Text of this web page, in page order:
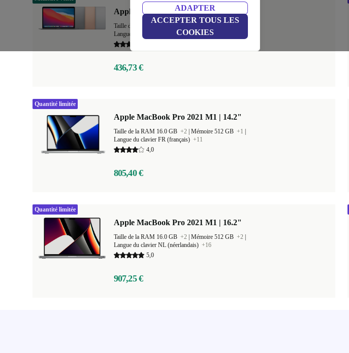
ADAPTER
ACCEPTER TOUS LES
COOKIES
Apple MacBook Air 2020 | 13.3" | M1
Taille de la RAM 8.0 GB
Langue du clavier FR (français)+20
436,73 €
Apple MacBook Pro 2021 M1 | 14.2"
Taille de la RAM 16.0 GB +2 Mémoire 512 GB +1
Langue du clavier FR (français) +11
4,0
805,40 €
Quantité limitée
Apple MacBook Pro 2021 M1 | 16.2"
Taille de la RAM 16.0 GB +2 Mémoire 512 GB +2
Langue du clavier NL (néerlandais) +16
5,0
907,25 €
Quantité limitée